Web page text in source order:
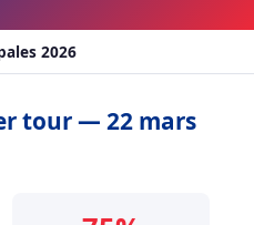
2026
tour — 22 mars